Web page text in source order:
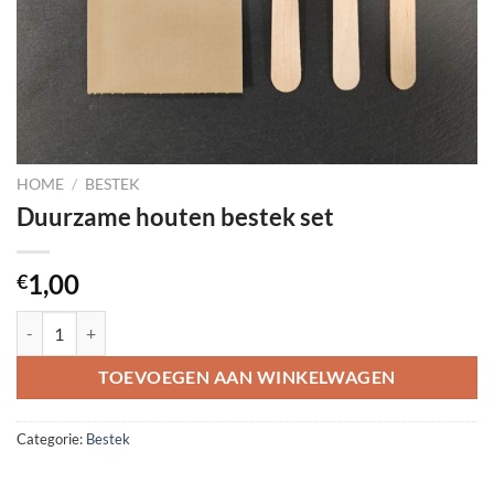
HOME / BESTEK
Duurzame houten bestek set
€1,00
TOEVOEGEN AAN WINKELWAGEN
Categorie: Bestek